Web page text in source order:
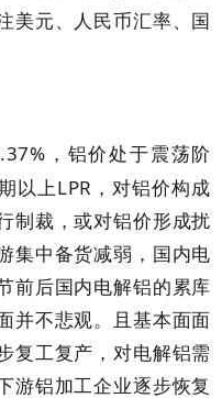
美元、人民币汇率、国
，铝价处于震荡阶
以上LPR ，对铝价构成
制裁，或对铝价形成扰
集中备货减弱，国内电
前后国内电解铝的累库
并不悲观。且基本面面
复工复产，对电解铝需
游铝加工企业逐步恢复